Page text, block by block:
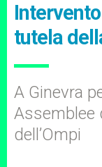
tutela
A Ginevra
Assemblee
dell’Ompi